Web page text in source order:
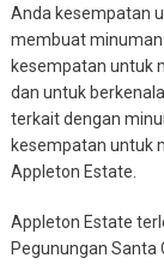
Anda kesempatan
membuat minuman
kesempatan untuk
dan untuk
terkait dengan
kesempatan untuk
Appleton Estate.
Appleton Estate
Pegunungan Santa